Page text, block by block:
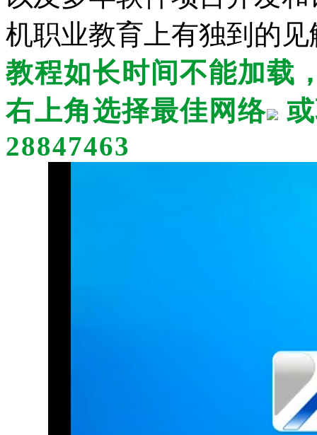
机职业教育上有独到的
教程如长时间不能加载
右上角选择最佳网络
28847463